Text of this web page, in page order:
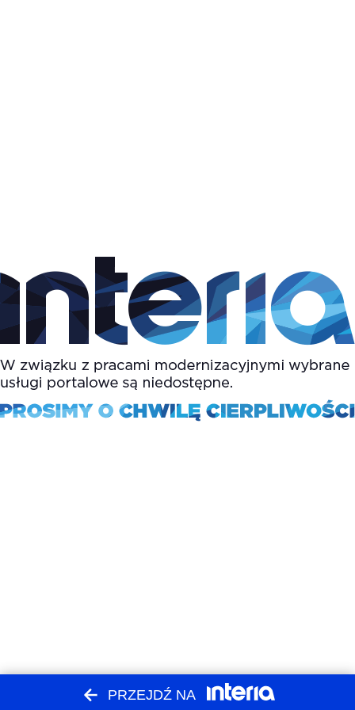
PRZEJDŹ NA